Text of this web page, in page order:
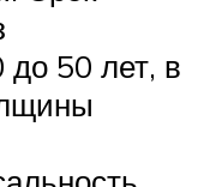
50 лет, в